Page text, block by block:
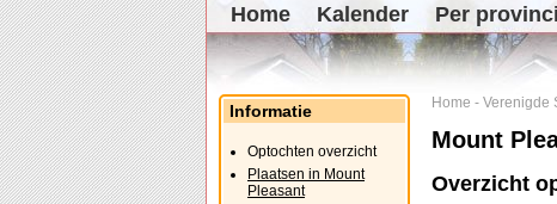
Home Kalender Per
Home - Verenigde
Mount
Overzicht
Informatie
Optochten overzicht
Plaatsen in Mount
Pleasant